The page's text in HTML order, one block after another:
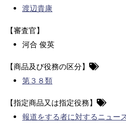
渡辺貴康
【審査官】
河合 俊英
【商品及び役務の区分】
第３８類
【指定商品又は指定役務】
報道をする者に対するニュー